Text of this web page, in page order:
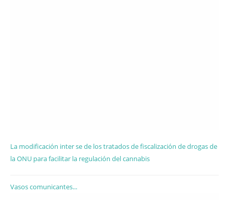
La modificación inter se de los tratados de fiscalización de drogas de
la ONU para facilitar la regulación del cannabis
Vasos comunicantes...